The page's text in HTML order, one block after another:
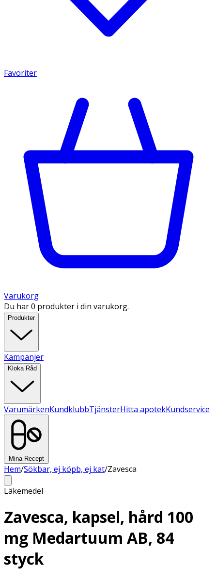
Favoriter
Varukorg
Du har 0 produkter i din varukorg.
Produkter
Kampanjer
Kloka Råd
VarumärkenKundklubbTjänsterHitta apotekKundservice
Mina Recept
Hem/Sökbar, ej köpb, ej kat/Zavesca
Läkemedel
Zavesca, kapsel, hård 100
mg Medartuum AB, 84
styck